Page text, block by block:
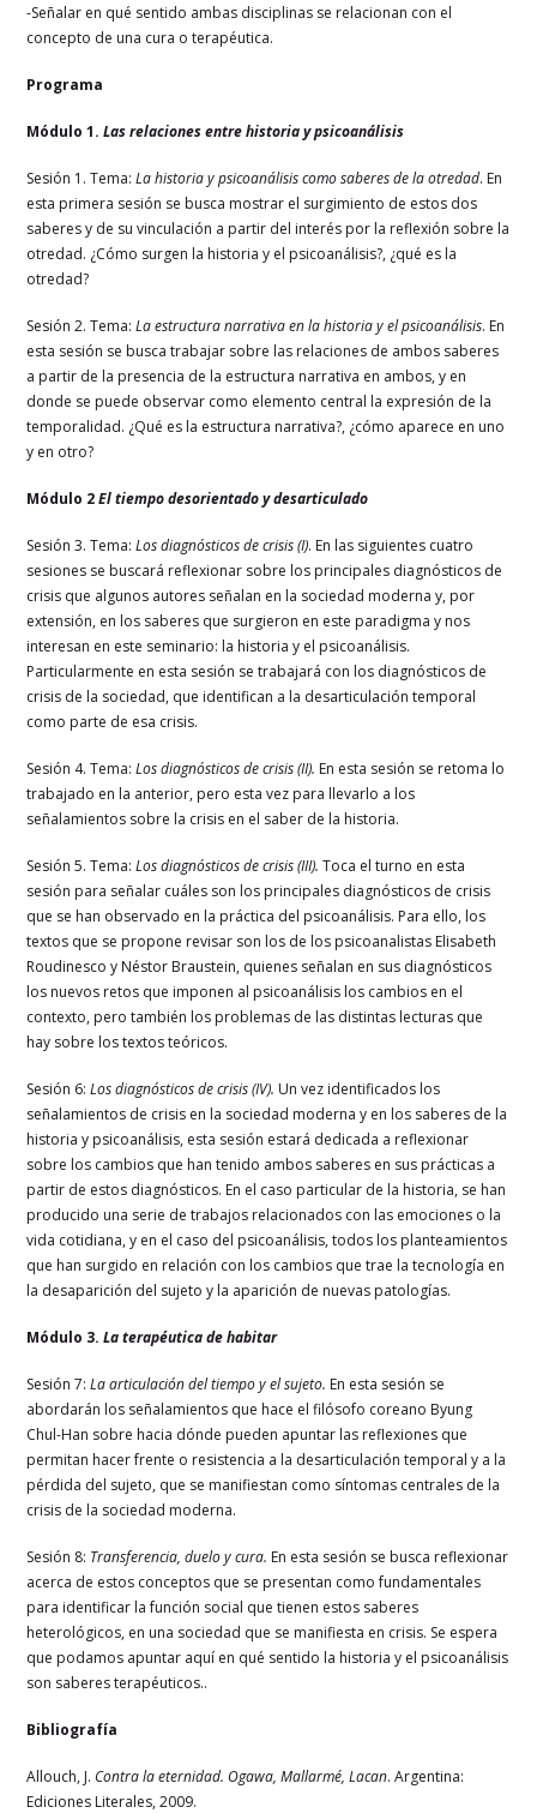
-Señalar en qué sentido ambas disciplinas se relacionan con el
concepto de una cura o terapéutica.
Programa
Módulo 1.Las relaciones entre historia y psicoanálisis
Sesión 1. Tema:La historia y psicoanálisis como saberes de la otredad. En
esta primera sesión se busca mostrar el surgimiento de estos dos
saberes y de su vinculación a partir del interés por la reflexión sobre la
otredad. ¿Cómo surgen la historia y el psicoanálisis?, ¿qué es la
otredad?
Sesión 2. Tema:La estructura narrativa en la historia y el psicoanálisis. En
esta sesión se busca trabajar sobre las relaciones de ambos saberes
a partir de la presencia de la estructura narrativa en ambos, y en
donde se puede observar como elemento central la expresión de la
temporalidad. ¿Qué es la estructura narrativa?, ¿cómo aparece en uno
y en otro?
Módulo 2El tiempo desorientado y desarticulado
Sesión 3. Tema:Los diagnósticos de crisis (I). En las siguientes cuatro
sesiones se buscará reflexionar sobre los principales diagnósticos de
crisis que algunos autores señalan en la sociedad moderna y, por
extensión, en los saberes que surgieron en este paradigma y nos
interesan en este seminario: la historia y el psicoanálisis.
Particularmente en esta sesión se trabajará con los diagnósticos de
crisis de la sociedad, que identifican a la desarticulación temporal
como parte de esa crisis.
Sesión 4. Tema:Los diagnósticos de crisis (II). En esta sesión se retoma lo
trabajado en la anterior, pero esta vez para llevarlo a los
señalamientos sobre la crisis en el saber de la historia.
Sesión 5. Tema:Los diagnósticos de crisis (III).Toca el turno en esta
sesión para señalar cuáles son los principales diagnósticos de crisis
que se han observado en la práctica del psicoanálisis. Para ello, los
textos que se propone revisar son los de los psicoanalistas Elisabeth
Roudinesco y Néstor Braustein, quienes señalan en sus diagnósticos
los nuevos retos que imponen al psicoanálisis los cambios en el
contexto, pero también los problemas de las distintas lecturas que
hay sobre los textos teóricos.
Sesión 6:Los diagnósticos de crisis (IV). Un vez identificados los
señalamientos de crisis en la sociedad moderna y en los saberes de la
historia y psicoanálisis, esta sesión estará dedicada a reflexionar
sobre los cambios que han tenido ambos saberes en sus prácticas a
partir de estos diagnósticos. En el caso particular de la historia, se han
producido una serie de trabajos relacionados con las emociones o la
vida cotidiana, y en el caso del psicoanálisis, todos los planteamientos
que han surgido en relación con los cambios que trae la tecnología en
la desaparición del sujeto y la aparición de nuevas patologías.
Módulo 3.La terapéutica de habitar
Sesión 7:La articulación del tiempo y el sujeto. En esta sesión se
abordarán los señalamientos que hace el filósofo coreano Byung
Chul-Han sobre hacia dónde pueden apuntar las reflexiones que
permitan hacer frente o resistencia a la desarticulación temporal y a la
pérdida del sujeto, que se manifiestan como síntomas centrales de la
crisis de la sociedad moderna.
Sesión 8: Transferencia, duelo y cura. En esta sesión se busca reflexionar
acerca de estos conceptos que se presentan como fundamentales
para identificar la función social que tienen estos saberes
heterológicos, en una sociedad que se manifiesta en crisis. Se espera
que podamos apuntar aquí en qué sentido la historia y el psicoanálisis
son saberes terapéuticos..
Bibliografía
Allouch, J. Contra la eternidad. Ogawa, Mallarmé, Lacan. Argentina:
Ediciones Literales, 2009.